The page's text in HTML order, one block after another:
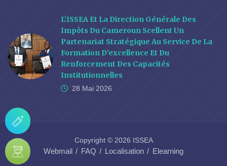
L’ISSEA Et La Direction Générale Des
Impôts Du Cameroun Scellent Un
Partenariat Stratégique Au Service De La
Formation D’excellence Et Du
Renforcement Des Capacités
Institutionnelles
28 Mai 2026
Copyright © 2026 ISSEA
Webmail FAQ Localisation Elearning